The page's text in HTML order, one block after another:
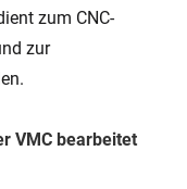
zum CNC-
zur
VMC bearbeitet